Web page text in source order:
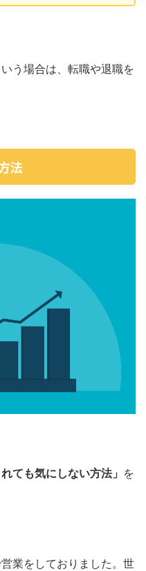
う場合は、転職や退職を
法
れても気にしない方法」 を
業をしておりました。世